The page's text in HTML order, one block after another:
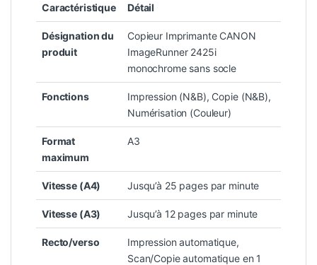
Caractéristique Détail
Désignation du
produit
Copieur Imprimante CANON
ImageRunner 2425i
monochrome sans socle
Fonctions
Impression (N&B), Copie (N&B),
Numérisation (Couleur)
Format
maximum
A3
Vitesse (A4) Jusqu’à 25 pages par minute
Vitesse (A3) Jusqu’à 12 pages par minute
Recto/verso
Impression automatique,
Scan/Copie automatique en 1